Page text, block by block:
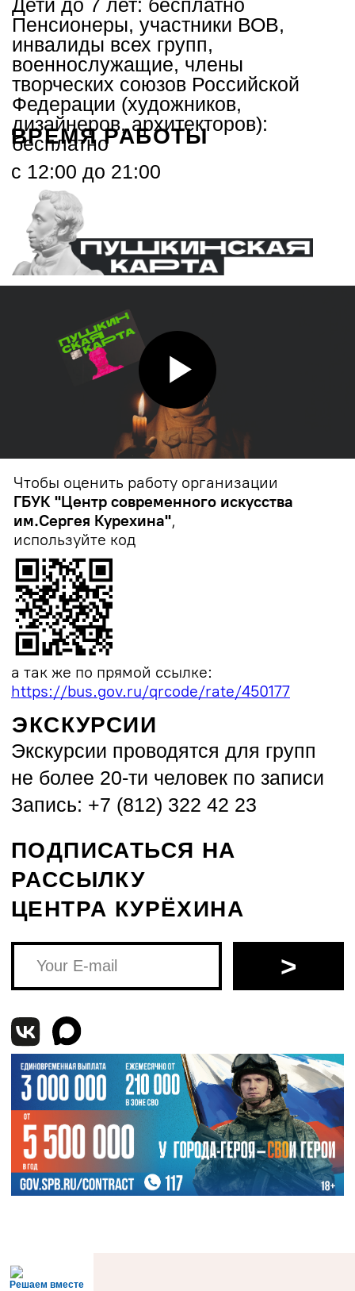
Решаем вместе